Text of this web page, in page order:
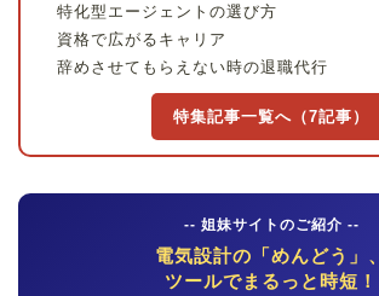
特化型エージェントの選び方
資格で広がるキャリア
辞めさせてもらえない時の退職代行
特集記事一覧へ（7記事）
-- 姐妹サイトのご紹介 --
電気設計の「めんどう」、
ツールでまるっと時短！